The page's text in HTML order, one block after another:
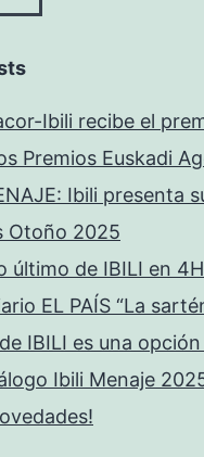
Ibili recibe el
Premios Euskadi
Ibili presenta
Otoño 2025
último de IBILI en
EL PAÍS “La
IBILI es una
Ibili Menaje